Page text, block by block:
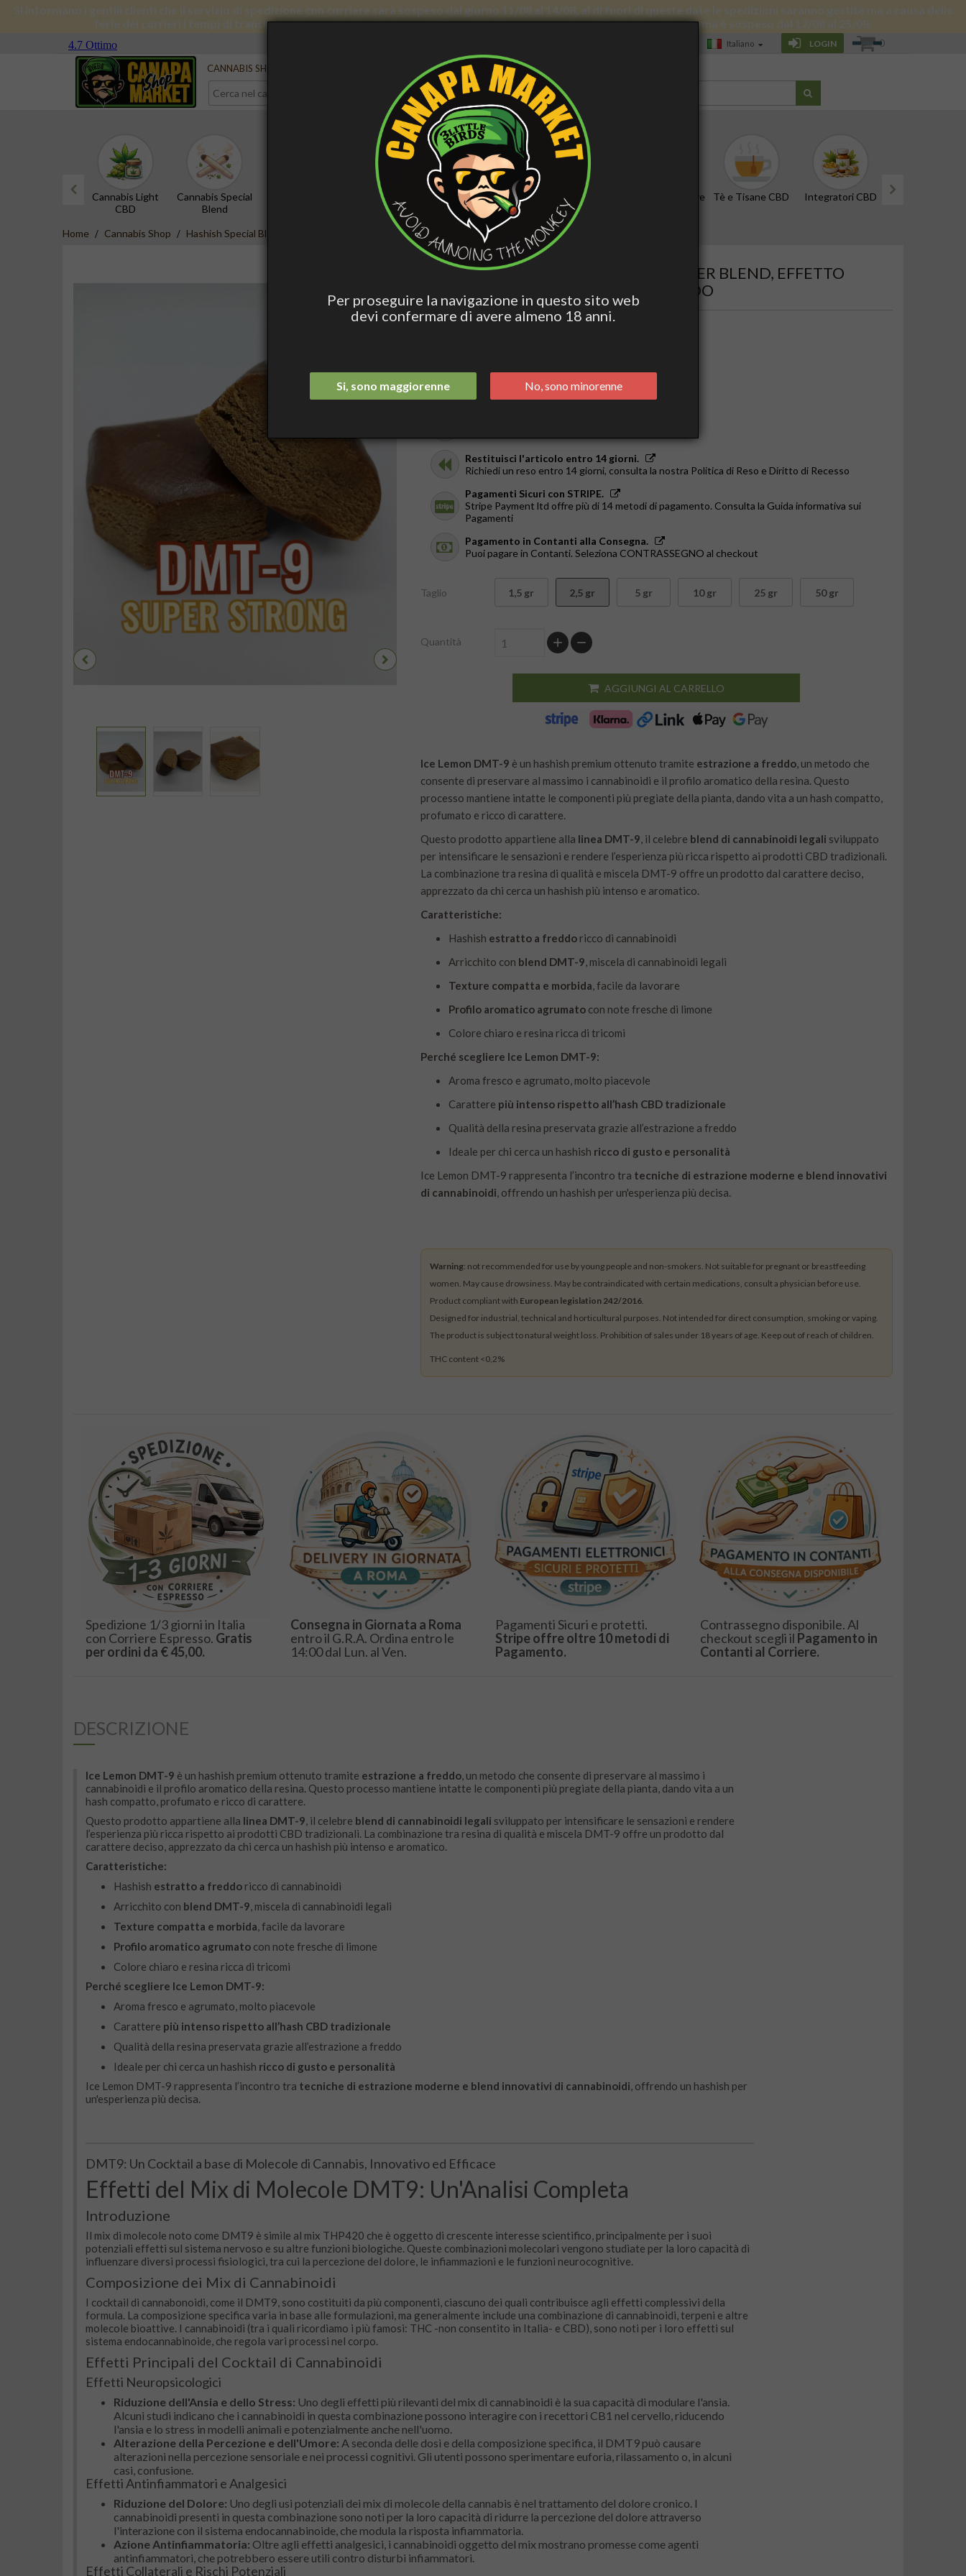
Si informano i gentili clienti che il servizio di spedizione con corriere sarà sospeso dal giorno 11/08 al 14/08, al di fuori di queste date le spedizioni saranno gestite ma a causa delle
ferie dei corrieri i tempi di transito subiranno forti rallentamenti. Il servizio di consegna a domicilio in giornata a Roma è sospeso dal 12/08 al 25/08.
Serve aiuto? Italiano LOGIN 0
CANNABIS SHOP CURA PERSONALE ACCESS. FUMATORI
Cannabis Light
CBD
Cannabis Special
Blend
Hashish Special
Blend
Edibili Attivi Per Dormire Olio CBD e Tinture Tè e Tisane CBD Integratori CBD
Home Cannabis Shop Hashish Special Blend DMT-9 Hash, Ice Lemon DMT9 - Super Blend, Effetto Forte - Hashish Estratto a Freddo
DMT-9 HASH, ICE LEMON DMT9 - SUPER BLEND, EFFETTO
FORTE - HASHISH ESTRATTO A FREDDO
Spedizione Italia 2/3 Giorni.
Restituisci l'articolo entro 14 giorni.
Richiedi un reso entro 14 giorni, consulta la nostra Politica di Reso e Diritto di Recesso
Pagamenti Sicuri con STRIPE.
Stripe Payment ltd offre più di 14 metodi di pagamento. Consulta la Guida informativa sui
Pagamenti
Pagamento in Contanti alla Consegna.
Puoi pagare in Contanti. Seleziona CONTRASSEGNO al checkout
Taglio 1,5 gr 2,5 gr 5 gr 10 gr 25 gr 50 gr
Quantità
AGGIUNGI AL CARRELLO
Ice Lemon DMT-9 è un hashish premium ottenuto tramite estrazione a freddo, un metodo che
consente di preservare al massimo i cannabinoidi e il profilo aromatico della resina. Questo
processo mantiene intatte le componenti più pregiate della pianta, dando vita a un hash compatto,
profumato e ricco di carattere.
Questo prodotto appartiene alla linea DMT-9, il celebre blend di cannabinoidi legali sviluppato
per intensificare le sensazioni e rendere l’esperienza più ricca rispetto ai prodotti CBD tradizionali.
La combinazione tra resina di qualità e miscela DMT-9 offre un prodotto dal carattere deciso,
apprezzato da chi cerca un hashish più intenso e aromatico.
Caratteristiche:
Hashish estratto a freddoricco di cannabinoidi
Arricchito con blend DMT-9, miscela di cannabinoidi legali
Texture compatta e morbida, facile da lavorare
Profilo aromatico agrumatocon note fresche di limone
Colore chiaro e resina ricca di tricomi
Perché scegliere Ice Lemon DMT-9:
Aroma fresco e agrumato, molto piacevole
Carattere più intenso rispetto all’hash CBD tradizionale
Qualità della resina preservata grazie all’estrazione a freddo
Ideale per chi cerca un hashish ricco di gusto e personalità
Ice Lemon DMT-9 rappresenta l’incontro tra tecniche di estrazione moderne e blend innovativi
di cannabinoidi, offrendo un hashish per un'esperienza più decisa.
Warning: not recommended for use by young people and non-smokers. Not suitable for pregnant or breastfeeding
women. May cause drowsiness. May be contraindicated with certain medications, consult a physician before use.
Product compliant with European legislation 242/2016.
Designed for industrial, technical and horticultural purposes. Not intended for direct consumption, smoking or vaping.
The product is subject to natural weight loss. Prohibition of sales under 18 years of age. Keep out of reach of children.
THC content <0,2%
Spedizione 1/3 giorni in Italia
con Corriere Espresso. Gratis
per ordini da € 45,00.
Consegna in Giornata a Roma
entro il G.R.A. Ordina entro le
14:00 dal Lun. al Ven.
Pagamenti Sicuri e protetti.
Stripe offre oltre 10 metodi di
Pagamento.
Contrassegno disponibile. Al
checkout scegli il Pagamento in
Contanti al Corriere.
DESCRIZIONE
Ice Lemon DMT-9 è un hashish premium ottenuto tramite estrazione a freddo, un metodo che consente di preservare al massimo i
cannabinoidi e il profilo aromatico della resina. Questo processo mantiene intatte le componenti più pregiate della pianta, dando vita a un
hash compatto, profumato e ricco di carattere.
Questo prodotto appartiene alla linea DMT-9, il celebre blend di cannabinoidi legali sviluppato per intensificare le sensazioni e rendere
l’esperienza più ricca rispetto ai prodotti CBD tradizionali. La combinazione tra resina di qualità e miscela DMT-9 offre un prodotto dal
carattere deciso, apprezzato da chi cerca un hashish più intenso e aromatico.
Caratteristiche:
Hashish estratto a freddo ricco di cannabinoidi
Arricchito con blend DMT-9, miscela di cannabinoidi legali
Texture compatta e morbida, facile da lavorare
Profilo aromatico agrumato con note fresche di limone
Colore chiaro e resina ricca di tricomi
Perché scegliere Ice Lemon DMT-9:
Aroma fresco e agrumato, molto piacevole
Carattere più intenso rispetto all’hash CBD tradizionale
Qualità della resina preservata grazie all’estrazione a freddo
Ideale per chi cerca un hashish ricco di gusto e personalità
Ice Lemon DMT-9 rappresenta l’incontro tra tecniche di estrazione moderne e blend innovativi di cannabinoidi, offrendo un hashish per
un'esperienza più decisa.
DMT9: Un Cocktail a base di Molecole di Cannabis, Innovativo ed Efficace
Effetti del Mix di Molecole DMT9: Un'Analisi Completa
Introduzione
Il mix di molecole noto come DMT9 è simile al mix THP420 che è oggetto di crescente interesse scientifico, principalmente per i suoi
potenziali effetti sul sistema nervoso e su altre funzioni biologiche. Queste combinazioni molecolari vengono studiate per la loro capacità di
influenzare diversi processi fisiologici, tra cui la percezione del dolore, le infiammazioni e le funzioni neurocognitive.
Composizione dei Mix di Cannabinoidi
I cocktail di cannabonoidi, come il DMT9, sono costituiti da più componenti, ciascuno dei quali contribuisce agli effetti complessivi della
formula. La composizione specifica varia in base alle formulazioni, ma generalmente include una combinazione di cannabinoidi, terpeni e altre
molecole bioattive. I cannabinoidi (tra i quali ricordiamo i più famosi: THC -non consentito in Italia- e CBD), sono noti per i loro effetti sul
sistema endocannabinoide, che regola vari processi nel corpo.
Effetti Principali del Cocktail di Cannabinoidi
Effetti Neuropsicologici
Riduzione dell'Ansia e dello Stress: Uno degli effetti più rilevanti del mix di cannabinoidi è la sua capacità di modulare l'ansia.
Alcuni studi indicano che i cannabinoidi in questa combinazione possono interagire con i recettori CB1 nel cervello, riducendo
l'ansia e lo stress in modelli animali e potenzialmente anche nell'uomo.
Alterazione della Percezione e dell'Umore: A seconda delle dosi e della composizione specifica, il DMT9 può causare
alterazioni nella percezione sensoriale e nei processi cognitivi. Gli utenti possono sperimentare euforia, rilassamento o, in alcuni
casi, confusione.
Effetti Antinfiammatori e Analgesici
Riduzione del Dolore: Uno degli usi potenziali dei mix di molecole della cannabis è nel trattamento del dolore cronico. I
cannabinoidi presenti in questa combinazione sono noti per la loro capacità di ridurre la percezione del dolore attraverso
l'interazione con il sistema endocannabinoide, che modula la risposta infiammatoria.
Azione Antinfiammatoria: Oltre agli effetti analgesici, i cannabinoidi oggetto del mix mostrano promesse come agenti
antinfiammatori, che potrebbero essere utili contro disturbi infiammatori.
Effetti Collaterali e Rischi Potenziali
Per proseguire la navigazione in questo sito web
devi confermare di avere almeno 18 anni.
Si, sono maggiorenne No, sono minorenne